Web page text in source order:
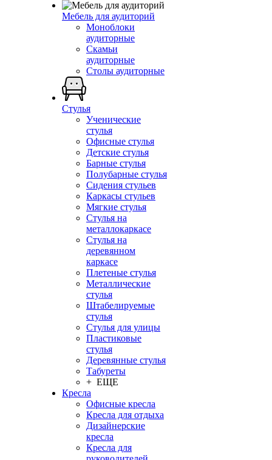
Мебель для аудиторий
Моноблоки
аудиторные
Скамьи
аудиторные
Столы аудиторные
Стулья
Ученические
стулья
Офисные стулья
Детские стулья
Барные стулья
Полубарные стулья
Сидения стульев
Каркасы стульев
Мягкие стулья
Стулья на
металлокаркасе
Стулья на
деревянном
каркасе
Плетеные стулья
Металлические
стулья
Штабелируемые
стулья
Стулья для улицы
Пластиковые
стулья
Деревянные стулья
Табуреты
+ ЕЩЕ
Кресла
Офисные кресла
Кресла для отдыха
Дизайнерские
кресла
Кресла для